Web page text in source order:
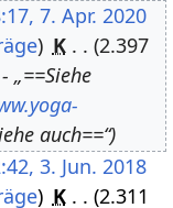
7. Apr. 2020
K
2.397
„==Siehe
auch==“
3. Jun. 2018
K 2.311